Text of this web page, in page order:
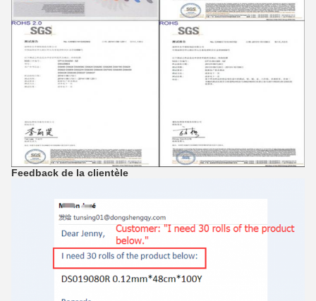
Feedback de la clientèle